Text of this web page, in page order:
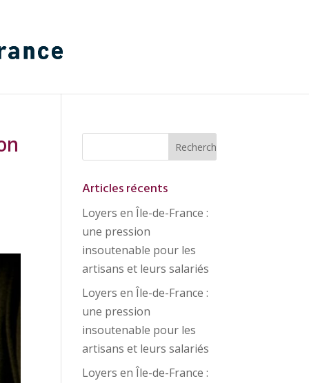
Articles récents
Loyers en Île-de-France :
une pression
insoutenable pour les
artisans et leurs salariés
Loyers en Île-de-France :
une pression
insoutenable pour les
artisans et leurs salariés
Loyers en Île-de-France :